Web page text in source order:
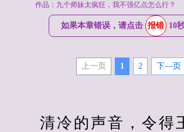
作品：九个师妹太疯狂，我不强亿点怎么行？
如果本章错误，请点击 报错 10
上一页 1 2 下—页
清冷的声音，令得